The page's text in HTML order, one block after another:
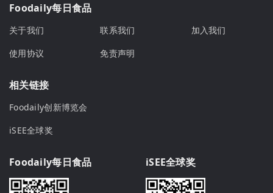
Foodaily每日食品
关于我们 联系我们
加入我们
使用协议
免责声明
相关链接
Foodaily创新博览会
iSEE全球奖
Foodaily每日食品 iSEE全球奖